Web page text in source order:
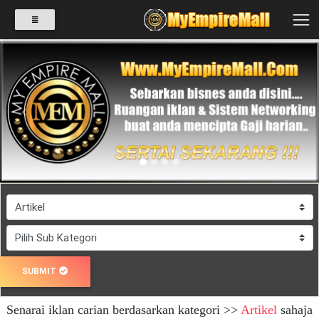
Previous Next
SUBMIT
Senarai iklan carian berdasarkan kategori >> Artikel sahaja
SELECT
CATEGORY
PRODUK(0)
BABIES(0)
KESIHATAN(80)
PERNIAGAAN
RUNCIT(1)